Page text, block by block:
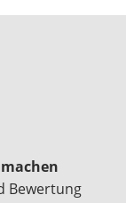
Bewertung